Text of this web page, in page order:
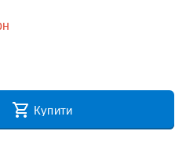
Купити